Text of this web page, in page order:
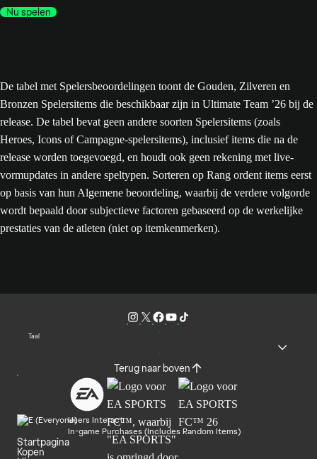
Nu spelen
De tabel met Spelersbeoordelingen toont de Gouden, Zilveren en
Bronzen Spelersitems die beschikbaar zijn in Ultimate Team ’26 bij de
release. De tabel bevat geen andere soorten Spelersitems (zoals
Heroes, Icons of Campagne-spelersitems), inclusief items die na de
release worden toegevoegd, en houdt ook geen rekening met live-
vormupdates in andere speltypen. Sorteren op Rang ordent items eerst
op basis van hun Algemene beoordeling, waarbij de verdere volgorde
wordt bepaald door subjectieve factoren gebaseerd op de werkelijke
prestaties van de atleten (niet op itemkenmerken).
Taal
Terug naar boven
Users Interact
In-game Purchases (Includes Random Items)
Startpagina
Kopen